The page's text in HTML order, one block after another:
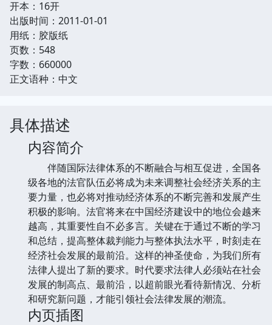
开本：16开
出版时间：2011-01-01
用纸：胶版纸
页数：548
字数：660000
正文语种：中文
具体描述
内容简介
伴随国际法律体系的不断融合与相互促进，全国各
级各地的法官队伍必将成为未来调整社会经济关系的主
要力量，也必将对推动经济体系的不断完善和发展产生
积极的影响。法官将来在中国经济建设中的地位会越来
越高，其重要性自不必多言。关键在于通过不断的学习
和总结，提高整体裁判能力与整体执法水平，时刻走在
经济社会发展的最前沿。这样的神圣使命，为我们所有
法律人提出了新的要求。时代要求法律人必须站在社会
发展的制高点、最前沿，以超前眼光看待新情况、分析
和研究新问题，才能引领社会法律发展的潮流。
内页插图